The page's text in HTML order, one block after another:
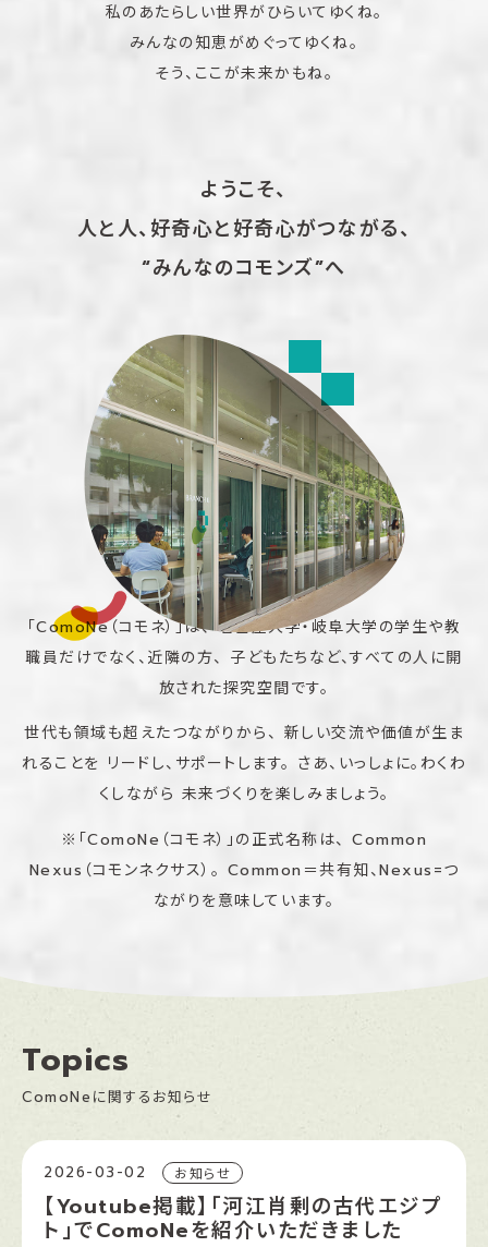
私のあたらしい世界がひらいてゆくね。
みんなの知恵がめぐってゆくね。
そう、ここが未来かもね。
ようこそ、
人と人、好奇心と好奇心がつながる、
“みんなのコモンズ”へ
「ComoNe（コモネ）」は、名古屋大学・岐阜大学の学生や教
職員だけでなく、近隣の方、 子どもたちなど、すべての人に開
放された探究空間です。
世代も領域も超えたつながりから、 新しい交流や価値が生ま
れることを リードし、サポートします。 さあ、いっしょに。わくわ
くしながら 未来づくりを楽しみましょう。
※「ComoNe（コモネ）」の正式名称は、 Common
Nexus（コモンネクサス）。 Common＝共有知、Nexus=つ
ながりを意味しています。
Topics
ComoNeに関するお知らせ
2026-03-02 お知らせ
【Youtube掲載】「河江肖剰の古代エジプ
ト」でComoNeを紹介いただきました